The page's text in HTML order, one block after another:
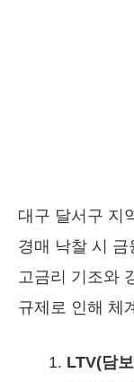
대구 달서구 지
경매 낙찰 시
고금리 기조와
규제로 인해 체
LTV(담